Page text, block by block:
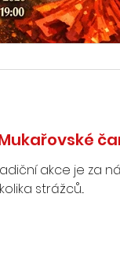
akce je za
strážců...